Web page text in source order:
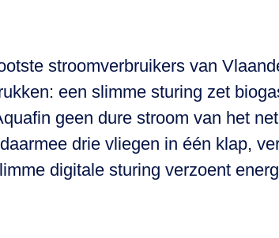
stroomverbruikers van
een slimme sturing zet
geen dure stroom van het
drie vliegen in één klap,
digitale sturing verzoent